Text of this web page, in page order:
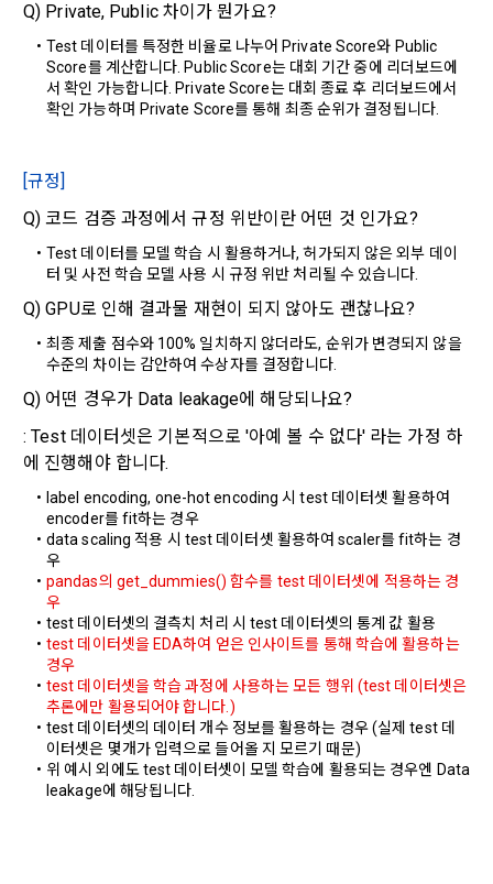
진등에관한법률, 전자상거래 등에서의 소비자보호에 관한 법률,
전자문서 및 전자거래기본법, 전자금융거래법, 전자서명법, 소
비자기본법 등의 관계법령에 따른다.
2. "회원"이 "회사"와 개별 계약을 체결하여 서비스를 이용하는
경우에는 개별 계약이 우선한다.
제 5 조 (이용계약의 성립)
1. "회원"이 이용신청(회원가입 신청) 작성 후에 "회사"가 웹 상
의 안내를 "회원"에게 통지함으로써 이용계약이 성립된다.
2. “회사”는 "회사"의 ‘데이콘 인재풀 등록’ 서비스를 이용하고자
하는 자가 본 약관과 개인정보취급방침을 읽고 이에 대하여 "동
한 신청으로 간주한다.
통한 실명확인 및 본인인증을 요청할 수 있다. "회원"은 본인인
증에 필요한 이름, 생년월일, 연락처 등을 제공하여야 한다.
4. 페이스북 등 외부서비스와의 연동을 통해 이용계약을 신청할
경우, 본 약관과 개인정보취급방침, 서비스 제공을 위해 “회
사”가 “회원”의 외부 서비스 계정 정보 접근 및 활용에 “동의” 또
는 “확인”버튼을 누르면 “회사”가 웹 상의 안내 및 전자메일로
“회원”에게 통지함으로써 이용계약이 성립된다.
5. “회원”은 이용계약 성립 후, 당사의 동의 없이 임의로 회원 ID
를 변경할 수 없다.
6. 약관 및 실정법 위반 시 “회원”의 서비스 이용 제약이 생길 수
있다.
제 6 조 (개인정보)
1. “개인회원” 및 “인재회원”의 개인정보보호에 관해서는 관련법
령 및 본 약관에서 정한 바에 의한다.
모바일 서비스의 특성상 단말기 모델 정보가 수집될 수 있으나,
이는 개인을 식별할 수 없는 형태입니다.
필수항목: 본인 계좌정보(은행, 계좌번호), 주민등록번호(근거 :
소득세법)
5) 채용 합격 시, 기업의 요금 산정을 위한 수집 항목
필수항목: 합격자의 연봉정보
광고 ID, 접속 환경
나. 개인정보 수집방법
1) 회원가입 및 서비스 이용 과정에서 이용자가 개인정보 수집
에 대해 동의를 하고 직접 정보를 입력하는 경우, 해당 개인정보
를 수집
2) 데이콘 인재풀 등록, 기업 요금 정산, 이벤트 응모, 고객센터
문의 등의 방법으로 수집
3) 운영자를 통한 문의 과정에서 웹페이지, 메일, 팩스, 전화 등
을 통해 이용자의 개인정보가 수집
Q) Private, Public 차이가 뭔가요?
Test 데이터를 특정한 비율로 나누어 Private Score와 Public
Score를 계산합니다. Public Score는 대회 기간 중에 리더보드에
서 확인 가능합니다. Private Score는 대회 종료 후 리더보드에서
확인 가능하며 Private Score를 통해 최종 순위가 결정됩니다.
[규정]
Q) 코드 검증 과정에서 규정 위반이란 어떤 것 인가요?
Test 데이터를 모델 학습 시 활용하거나, 허가되지 않은 외부 데이
터 및 사전 학습 모델 사용 시 규정 위반 처리될 수 있습니다.
Q) GPU로 인해 결과물 재현이 되지 않아도 괜찮나요?
최종 제출 점수와 100% 일치하지 않더라도, 순위가 변경되지 않을
수준의 차이는 감안하여 수상자를 결정합니다.
Q) 어떤 경우가 Data leakage에 해당되나요?
: Test 데이터셋은 기본적으로 '아예 볼 수 없다' 라는 가정 하
에 진행해야 합니다.
label encoding, one-hot encoding 시 test 데이터셋 활용하여
encoder를 fit하는 경우
data scaling 적용 시 test 데이터셋 활용하여 scaler를 fit하는 경
우
pandas의 get_dummies() 함수를 test 데이터셋에 적용하는 경
우
test 데이터셋의 결측치 처리 시 test 데이터셋의 통계 값 활용
test 데이터셋을 EDA하여 얻은 인사이트를 통해 학습에 활용하는
경우
test 데이터셋을 학습 과정에 사용하는 모든 행위 (test 데이터셋은
추론에만 활용되어야 합니다.)
test 데이터셋의 데이터 개수 정보를 활용하는 경우 (실제 test 데
이터셋은 몇개가 입력으로 들어올 지 모르기 때문)
위 예시 외에도 test 데이터셋이 모델 학습에 활용되는 경우엔 Data
leakage에 해당됩니다.